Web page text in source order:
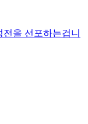
을 선포하는겁니